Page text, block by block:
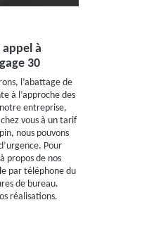
à
30
l’abattage de
à l’approche des
entreprise,
vous à un tarif
nous pouvons
Pour
propos de nos
par téléphone du
de bureau.
réalisations.